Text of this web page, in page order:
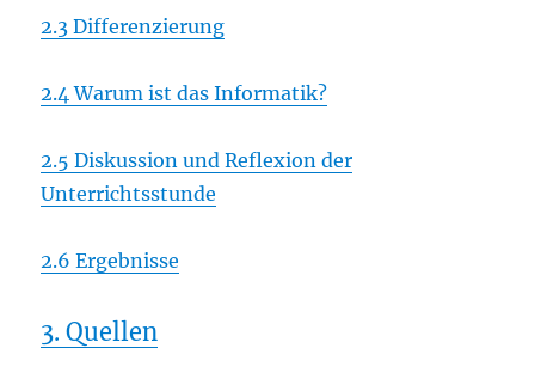
2.3 Differenzierung
2.4 Warum ist das Informatik?
2.5 Diskussion und Reflexion der
Unterrichtsstunde
2.6 Ergebnisse
3. Quellen